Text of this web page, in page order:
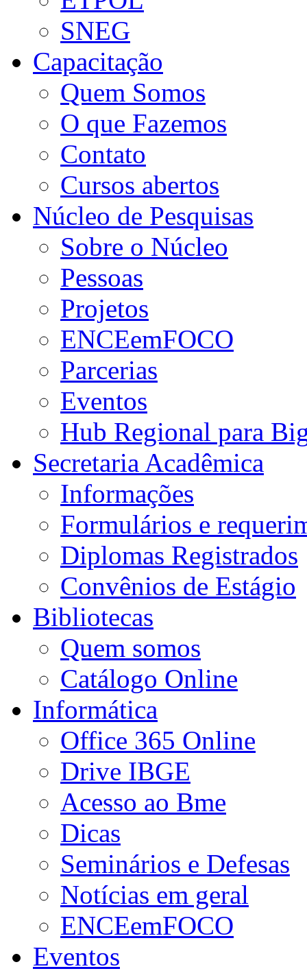
SNEG
Capacitação
Quem Somos
O que Fazemos
Contato
Cursos abertos
Núcleo de Pesquisas
Sobre o Núcleo
Pessoas
Projetos
ENCEemFOCO
Parcerias
Eventos
Hub Regional para
Secretaria Acadêmica
Informações
Formulários e
Diplomas Registrados
Convênios de Estágio
Bibliotecas
Quem somos
Catálogo Online
Informática
Office 365 Online
Drive IBGE
Acesso ao Bme
Dicas
Seminários e Defesas
Notícias em geral
ENCEemFOCO
Eventos